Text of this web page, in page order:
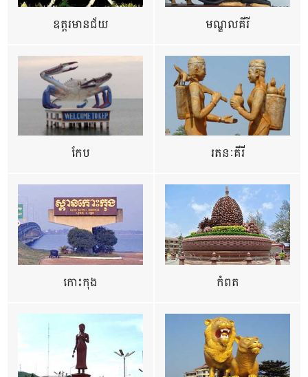
ឧត្ដរមានជ័យ មណ្ឌលគីរី
កែប រតនៈគីរី
កោះកុង កំពត